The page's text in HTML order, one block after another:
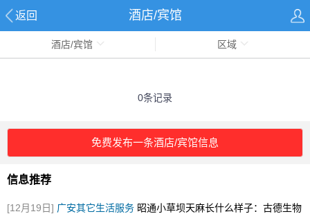
返回 酒店/宾馆
酒店/宾馆 区域
0条记录
免费发布一条酒店/宾馆信息
信息推荐
[12月19日] 广安其它生活服务 昭通小草坝天麻长什么样子：古德生物